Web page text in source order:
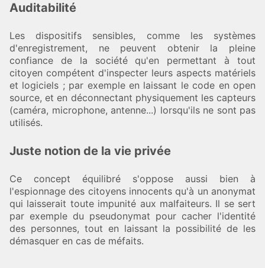
Auditabilité
Les dispositifs sensibles, comme les systèmes
d'enregistrement, ne peuvent obtenir la pleine
confiance de la société qu'en permettant à tout
citoyen compétent d'inspecter leurs aspects matériels
et logiciels ; par exemple en laissant le code en open
source, et en déconnectant physiquement les capteurs
(caméra, microphone, antenne...) lorsqu'ils ne sont pas
utilisés.
Juste notion de la vie privée
Ce concept équilibré s'oppose aussi bien à
l'espionnage des citoyens innocents qu'à un anonymat
qui laisserait toute impunité aux malfaiteurs. Il se sert
par exemple du pseudonymat pour cacher l'identité
des personnes, tout en laissant la possibilité de les
démasquer en cas de méfaits.